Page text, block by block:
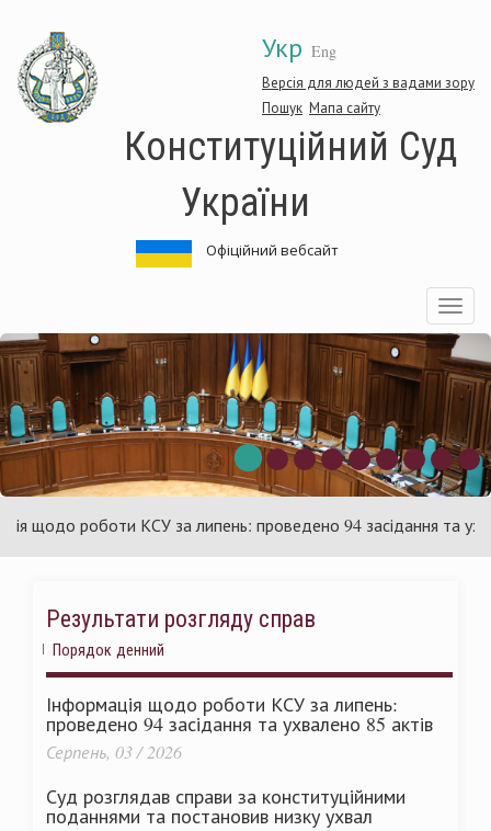
основного
матеріалу
Укр Eng
Версія для людей з вадами зору
Пошук Мапа сайту
Конституційний Суд
України
Офіційний вебсайт
Toggle
роботи КСУ за липень: проведено 94 засідання та
Результати розгляду справ
Порядок денний
Інформація щодо роботи КСУ за липень:
проведено 94 засідання та ухвалено 85 актів
Серпень, 03 / 2026
Суд розглядав справи за конституційними
поданнями та постановив низку ухвал